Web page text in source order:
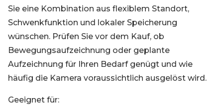
Sie eine Kombination aus flexiblem Standort,
Schwenkfunktion und lokaler Speicherung
wünschen. Prüfen Sie vor dem Kauf, ob
Bewegungsaufzeichnung oder geplante
Aufzeichnung für Ihren Bedarf genügt und wie
häufig die Kamera voraussichtlich ausgelöst wird.
Geeignet für: